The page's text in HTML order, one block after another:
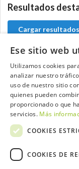
Resultados
Cargar
Opina
Ese sitio web
Utilizamos cookies
analizar nuestro
uso de nuestro sitio
quienes pueden
proporcionado o que
servicios. Más
COOKIES
COOKIES DE